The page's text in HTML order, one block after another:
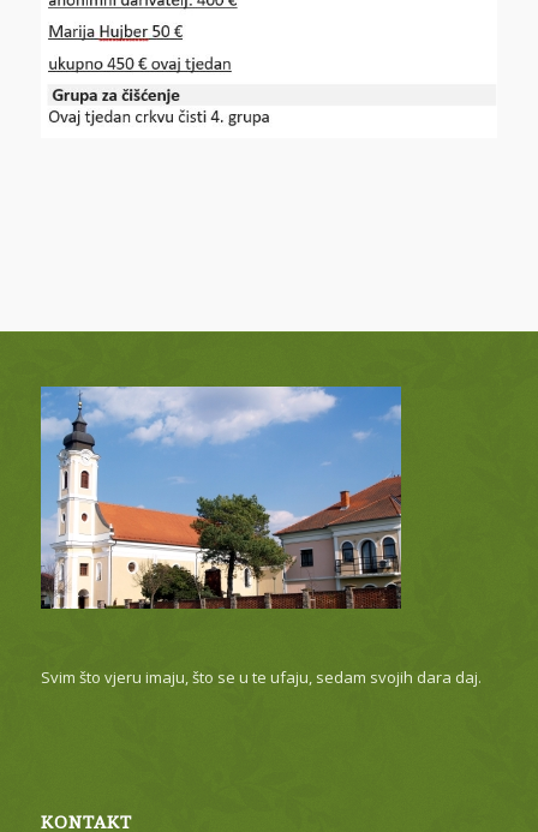
Svim što vjeru imaju, što se u te ufaju, sedam svojih dara daj.
KONTAKT